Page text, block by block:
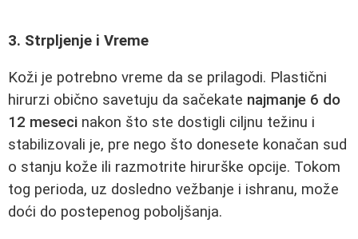
3. Strpljenje i Vreme
Koži je potrebno vreme da se prilagodi. Plastični
hirurzi obično savetuju da sačekate najmanje 6 do
12 meseci nakon što ste dostigli ciljnu težinu i
stabilizovali je, pre nego što donesete konačan sud
o stanju kože ili razmotrite hirurške opcije. Tokom
tog perioda, uz dosledno vežbanje i ishranu, može
doći do postepenog poboljšanja.